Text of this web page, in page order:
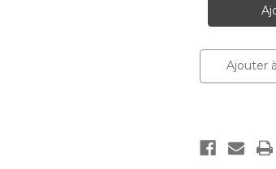
artificielle
de
Ajouter